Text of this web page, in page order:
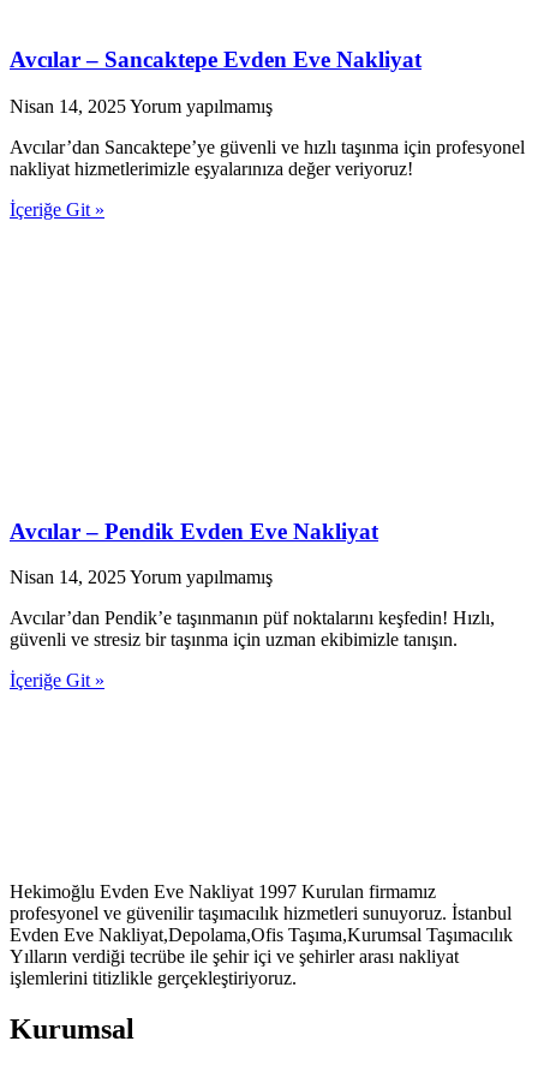
Avcılar – Sancaktepe Evden Eve Nakliyat
Nisan 14, 2025Yorum yapılmamış
Avcılar’dan Sancaktepe’ye güvenli ve hızlı taşınma için profesyonel
nakliyat hizmetlerimizle eşyalarınıza değer veriyoruz!
İçeriğe Git »
Avcılar – Pendik Evden Eve Nakliyat
Nisan 14, 2025Yorum yapılmamış
Avcılar’dan Pendik’e taşınmanın püf noktalarını keşfedin! Hızlı,
güvenli ve stresiz bir taşınma için uzman ekibimizle tanışın.
İçeriğe Git »
Hekimoğlu Evden Eve Nakliyat 1997 Kurulan firmamız
profesyonel ve güvenilir taşımacılık hizmetleri sunuyoruz. İstanbul
Evden Eve Nakliyat,Depolama,Ofis Taşıma,Kurumsal Taşımacılık
Yılların verdiği tecrübe ile şehir içi ve şehirler arası nakliyat
işlemlerini titizlikle gerçekleştiriyoruz.
Kurumsal